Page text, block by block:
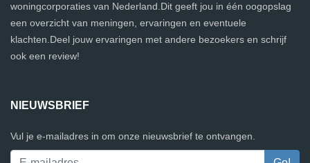
woningcorporaties van Nederland.Dit geeft jou in één oogopslag
een overzicht van meningen, ervaringen en eventuele
klachten.Deel jouw ervaringen met andere bezoekers en schrijf
ook een review!
NIEUWSBRIEF
Vul je e-mailadres in om onze nieuwsbrief te ontvangen.